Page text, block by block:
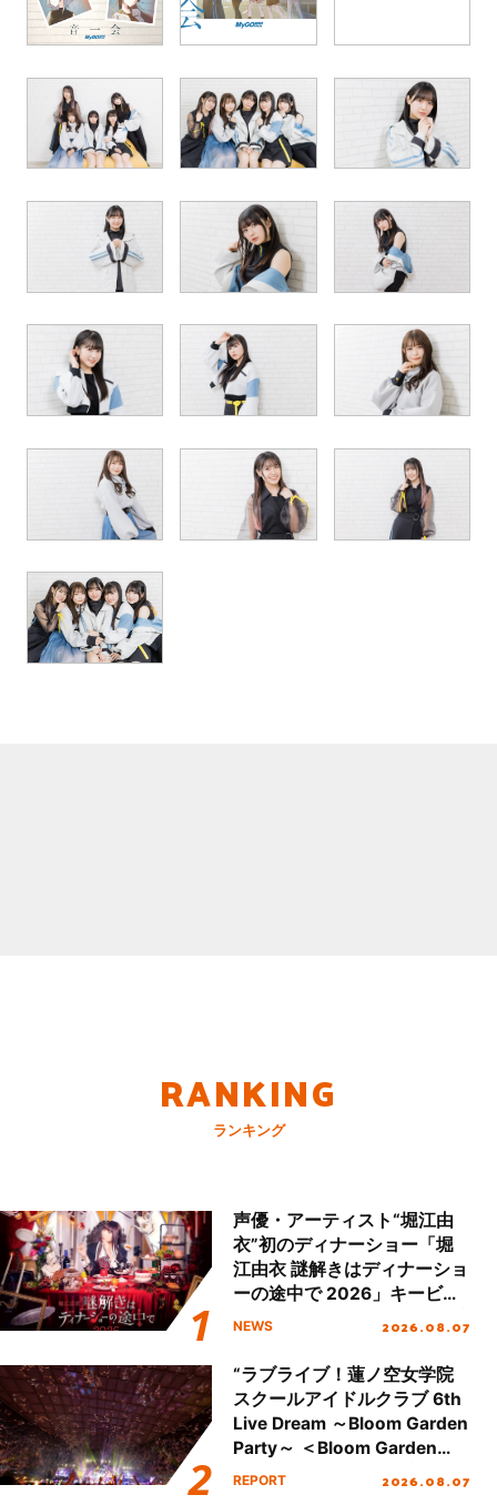
RANKING
ランキング
声優・アーティスト“堀江由
衣”初のディナーショー「堀
江由衣 謎解きはディナーショ
ーの途中で 2026」キービジ
ュアル＆グッズラインナップ
NEWS 2026.08.07
“ラブライブ！蓮ノ空女学院
スクールアイドルクラブ 6th
Live Dream ～Bloom Garden
Party～ ＜Bloom Garden
Party Stage／埼玉公演＞”
REPORT 2026.08.07